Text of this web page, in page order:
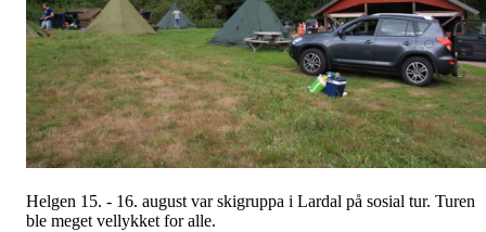
Helgen 15. - 16. august var skigruppa i Lardal på sosial tur. Turen
ble meget vellykket for alle.